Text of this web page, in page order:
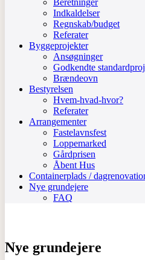
Beretninger
Indkaldelser
Regnskab/budget
Referater
Byggeprojekter
Ansøgninger
Godkendte
Brændeovn
Bestyrelsen
Hvem-hvad-hvor?
Referater
Arrangementer
Fastelavnsfest
Loppemarked
Gårdprisen
Åbent Hus
Containerplads /
Nye grundejere
FAQ
Nye grundejere